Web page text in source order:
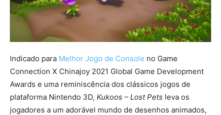
Indicado para Melhor Jogo de Console no Game
Connection X Chinajoy 2021 Global Game Development
Awards e uma reminiscência dos clássicos jogos de
plataforma Nintendo 3D, Kukoos – Lost Pets leva os
jogadores a um adorável mundo de desenhos animados,